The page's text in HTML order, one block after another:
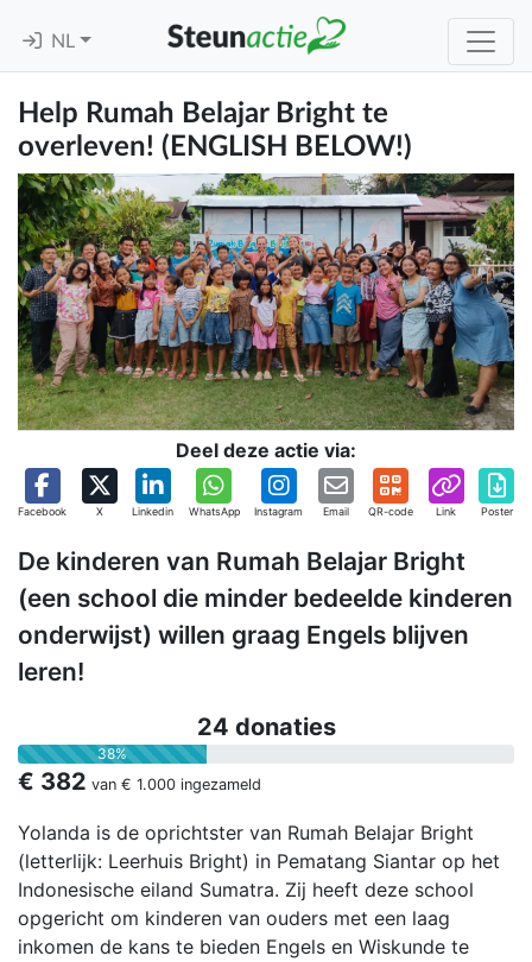
NL
Help Rumah Belajar Bright te
overleven! (ENGLISH BELOW!)
Deel deze actie via:
Facebook X Linkedin WhatsApp Instagram Email QR-code Link Poster
De kinderen van Rumah Belajar Bright
(een school die minder bedeelde kinderen
onderwijst) willen graag Engels blijven
leren!
24 donaties
38%
€ 382 van € 1.000 ingezameld
Yolanda is de oprichtster van Rumah Belajar Bright
(letterlijk: Leerhuis Bright) in Pematang Siantar op het
Indonesische eiland Sumatra. Zij heeft deze school
opgericht om kinderen van ouders met een laag
inkomen de kans te bieden Engels en Wiskunde te